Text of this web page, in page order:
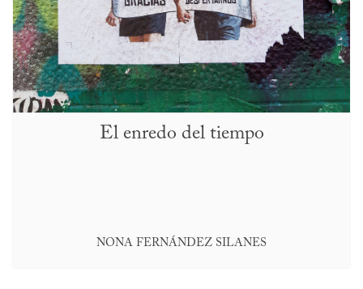
El enredo del tiempo
NONA FERNÁNDEZ SILANES